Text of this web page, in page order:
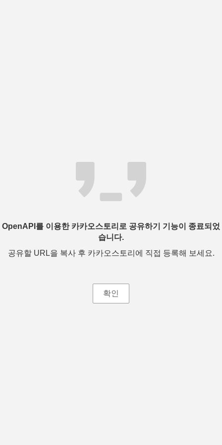
OpenAPI를 이용한 카카오스토리로 공유하기 기능이 종료되었
습니다.
공유할 URL을 복사 후 카카오스토리에 직접 등록해 보세요.
확인